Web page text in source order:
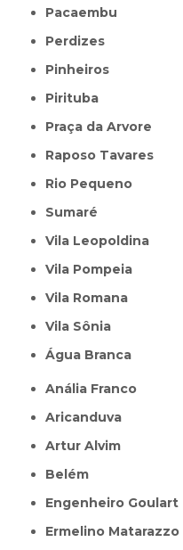
Pacaembu
Perdizes
Pinheiros
Pirituba
Praça da Arvore
Raposo Tavares
Rio Pequeno
Sumaré
Vila Leopoldina
Vila Pompeia
Vila Romana
Vila Sônia
Água Branca
Anália Franco
Aricanduva
Artur Alvim
Belém
Engenheiro Goulart
Ermelino Matarazzo